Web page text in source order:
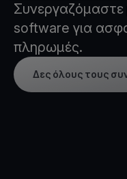
software για
πληρωμές.
Δες όλους τους